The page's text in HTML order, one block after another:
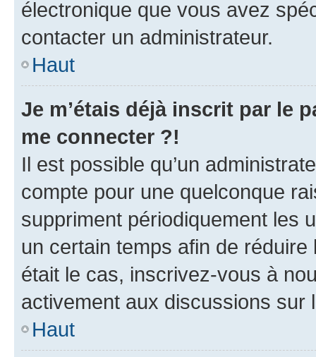
électronique que vous avez
contacter un administrateur.
Haut
Je m’étais déjà inscrit par le
me connecter ?!
Il est possible qu’un
compte pour une quelconque
suppriment périodiquement les
un certain temps afin de
était le cas, inscrivez-vous à
activement aux discussions sur
Haut